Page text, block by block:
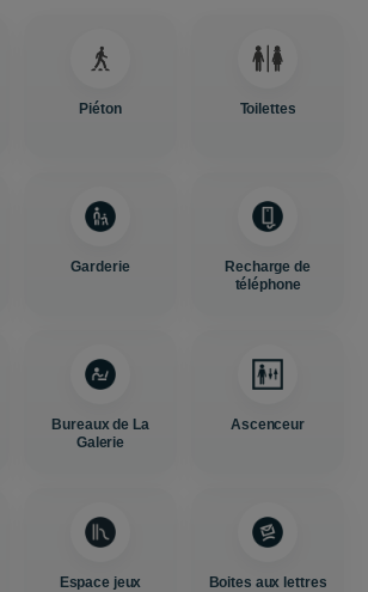
Piéton Toilettes
Garderie
Recharge de
téléphone
Bureaux de La
Galerie
Ascenceur
Espace jeux Boites aux lettres